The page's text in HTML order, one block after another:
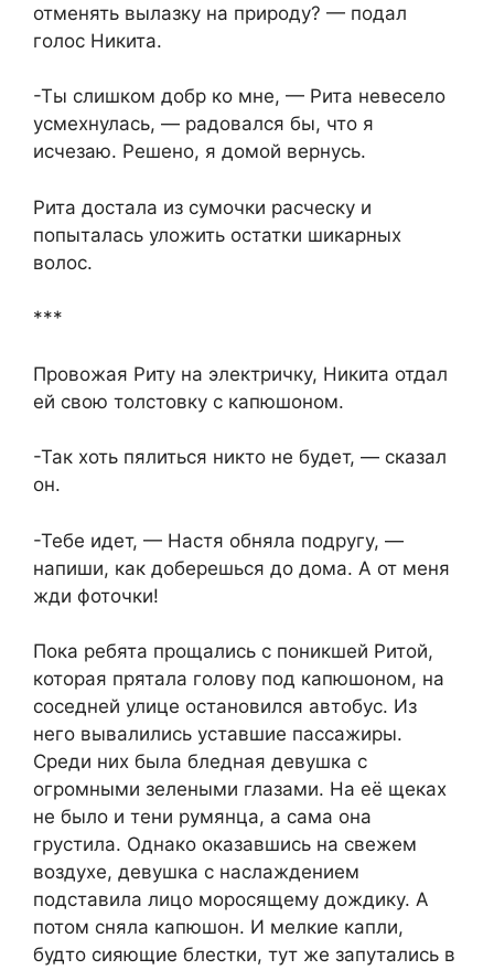
отменять вылазку на природу? — подал
голос Никита.
-Ты слишком добр ко мне, — Рита невесело
усмехнулась, — радовался бы, что я
исчезаю. Решено, я домой вернусь.
Рита достала из сумочки расческу и
попыталась уложить остатки шикарных
волос.
***
Провожая Риту на электричку, Никита отдал
ей свою толстовку с капюшоном.
-Так хоть пялиться никто не будет, — сказал
он.
-Тебе идет, — Настя обняла подругу, —
напиши, как доберешься до дома. А от меня
жди фоточки!
Пока ребята прощались с поникшей Ритой,
которая прятала голову под капюшоном, на
соседней улице остановился автобус. Из
него вывалились уставшие пассажиры.
Среди них была бледная девушка с
огромными зелеными глазами. На её щеках
не было и тени румянца, а сама она
грустила. Однако оказавшись на свежем
воздухе, девушка с наслаждением
подставила лицо моросящему дождику. А
потом сняла капюшон. И мелкие капли,
будто сияющие блестки, тут же запутались в